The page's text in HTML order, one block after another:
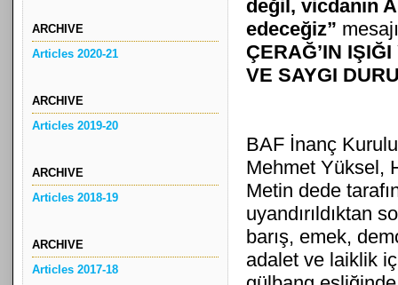
ARCHIVE
Articles 2020-21
ARCHIVE
Articles 2019-20
ARCHIVE
Articles 2018-19
ARCHIVE
Articles 2017-18
değil, vicdanın
edeceğiz”
ÇERAĞ’IN
VE SAYGI
BAF İnanç
Mehmet Yüksel,
Metin dede
uyandırıldıktan
barış, emek,
adalet ve laiklik